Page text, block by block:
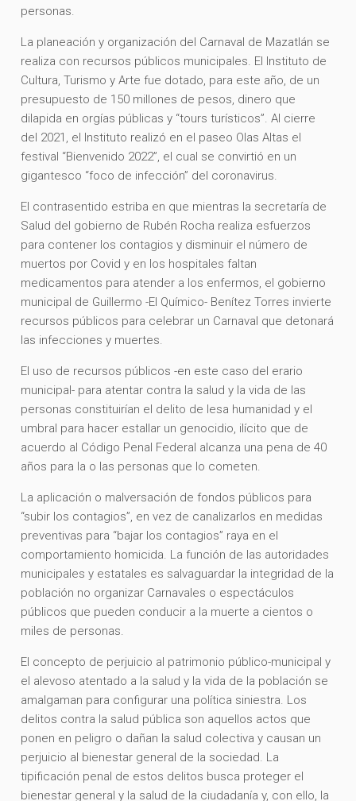
personas.
La planeación y organización del Carnaval de Mazatlán se
realiza con recursos públicos municipales. El Instituto de
Cultura, Turismo y Arte fue dotado, para este año, de un
presupuesto de 150 millones de pesos, dinero que
dilapida en orgías públicas y “tours turísticos”. Al cierre
del 2021, el Instituto realizó en el paseo Olas Altas el
festival “Bienvenido 2022”, el cual se convirtió en un
gigantesco “foco de infección” del coronavirus.
El contrasentido estriba en que mientras la secretaría de
Salud del gobierno de Rubén Rocha realiza esfuerzos
para contener los contagios y disminuir el número de
muertos por Covid y en los hospitales faltan
medicamentos para atender a los enfermos, el gobierno
municipal de Guillermo -El Químico- Benítez Torres invierte
recursos públicos para celebrar un Carnaval que detonará
las infecciones y muertes.
El uso de recursos públicos -en este caso del erario
municipal- para atentar contra la salud y la vida de las
personas constituirían el delito de lesa humanidad y el
umbral para hacer estallar un genocidio, ilícito que de
acuerdo al Código Penal Federal alcanza una pena de 40
años para la o las personas que lo cometen.
La aplicación o malversación de fondos públicos para
“subir los contagios”, en vez de canalizarlos en medidas
preventivas para “bajar los contagios” raya en el
comportamiento homicida. La función de las autoridades
municipales y estatales es salvaguardar la integridad de la
población no organizar Carnavales o espectáculos
públicos que pueden conducir a la muerte a cientos o
miles de personas.
El concepto de perjuicio al patrimonio público-municipal y
el alevoso atentado a la salud y la vida de la población se
amalgaman para configurar una política siniestra. Los
delitos contra la salud pública son aquellos actos que
ponen en peligro o dañan la salud colectiva y causan un
perjuicio al bienestar general de la sociedad. La
tipificación penal de estos delitos busca proteger el
bienestar general y la salud de la ciudadanía y, con ello, la